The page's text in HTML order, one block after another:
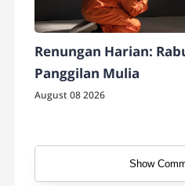
Renungan Harian:
Panggilan Mulia
August 08 2026
Show